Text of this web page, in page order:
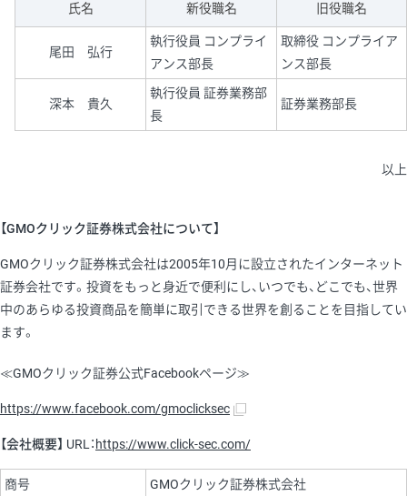
氏名 新役職名 旧役職名
尾田 弘行
執行役員 コンプライ
アンス部長
取締役 コンプライア
ンス部長
深本 貴久
執行役員 証券業務部
長
証券業務部長
以上
【GMOクリック証券株式会社について】
GMOクリック証券株式会社は2005年10月に設立されたインターネット
証券会社です。投資をもっと身近で便利にし、いつでも、どこでも、世界
中のあらゆる投資商品を簡単に取引できる世界を創ることを目指してい
ます。
≪GMOクリック証券公式Facebookページ≫
https://www.facebook.com/gmoclicksec
【会社概要】 URL： https://www.click-sec.com/
商号 GMOクリック証券株式会社